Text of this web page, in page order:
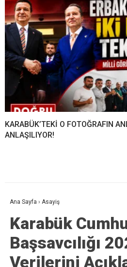
KARABÜK’TEKİ O FOTOĞRAFIN
ANLAŞILIYOR!
Ana Sayfa › Asayiş
Karabük
Başsavcılığı
Verilerini